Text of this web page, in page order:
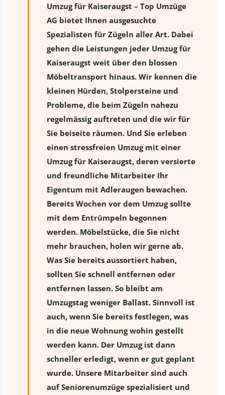
Umzug für Kaiseraugst – Top Umzüge
AG bietet Ihnen ausgesuchte
Spezialisten für Zügeln aller Art. Dabei
gehen die Leistungen jeder Umzug für
Kaiseraugst weit über den blossen
Möbeltransport hinaus. Wir kennen die
kleinen Hürden, Stolpersteine und
Probleme, die beim Zügeln nahezu
regelmässig auftreten und die wir für
Sie beiseite räumen. Und Sie erleben
einen stressfreien Umzugmit einer
Umzug für Kaiseraugst, deren versierte
und freundliche Mitarbeiter Ihr
Eigentum mit Adleraugen bewachen.
Bereits Wochen vor dem Umzug sollte
mit dem Entrümpeln begonnen
werden. Möbelstücke, die Sie nicht
mehr brauchen, holen wir gerne ab.
Was Sie bereits aussortiert haben,
sollten Sie schnell entfernen oder
entfernen lassen. So bleibt am
Umzugstag weniger Ballast. Sinnvoll ist
auch, wenn Sie bereits festlegen, was
in die neue Wohnung wohin gestellt
werden kann. Der Umzug ist dann
schneller erledigt, wenn er gut geplant
wurde. Unsere Mitarbeiter sind auch
auf Seniorenumzüge spezialisiert und